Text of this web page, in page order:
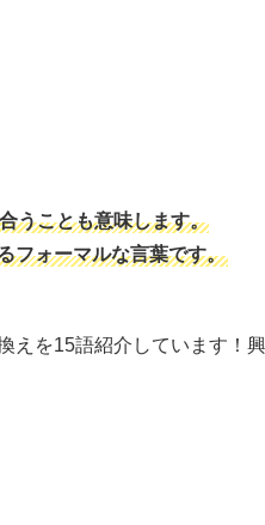
うことも意味します。
フォーマルな言葉です。
えを15語紹介しています！